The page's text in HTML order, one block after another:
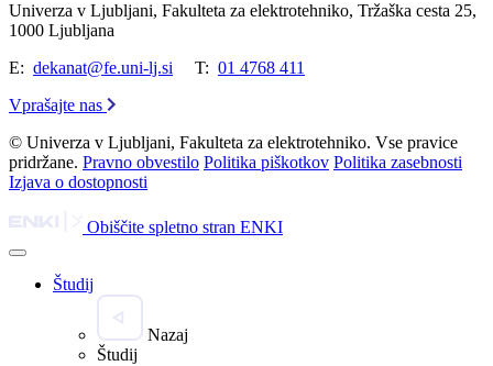
Univerza v Ljubljani, Fakulteta za elektrotehniko, Tržaška cesta 25,
1000 Ljubljana
E: dekanat@fe.uni-lj.si T: 01 4768 411
Vprašajte nas
© Univerza v Ljubljani, Fakulteta za elektrotehniko. Vse pravice
pridržane. Pravno obvestilo Politika piškotkov Politika zasebnosti
Izjava o dostopnosti
Obiščite spletno stran ENKI
Študij
Nazaj
Študij